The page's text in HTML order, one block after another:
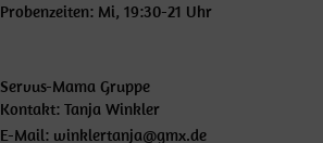
Probenzeiten: Mi, 19:30-21 Uhr
Servus-Mama Gruppe
Kontakt: Tanja Winkler
E-Mail: winklertanja@gmx.de